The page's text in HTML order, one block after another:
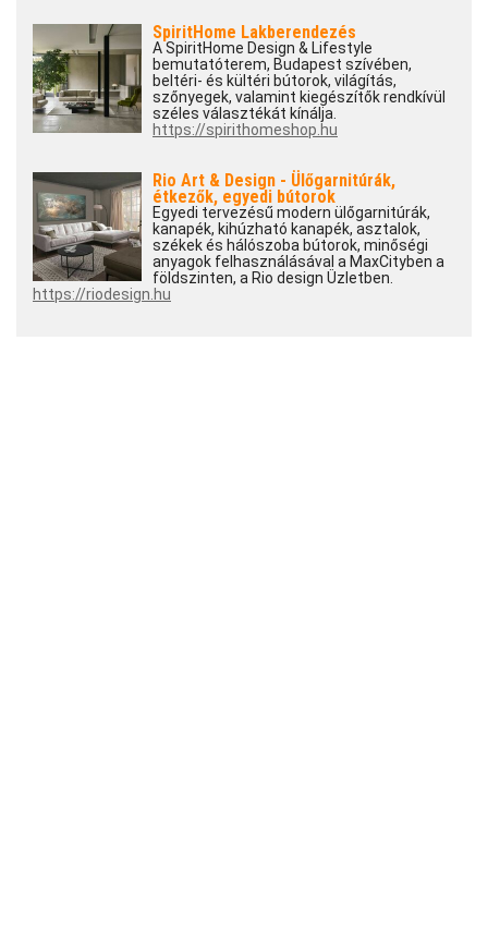
SpiritHome Lakberendezés
A SpiritHome Design & Lifestyle
bemutatóterem, Budapest szívében,
beltéri- és kültéri bútorok, világítás,
szőnyegek, valamint kiegészítők rendkívül
széles választékát kínálja.
https://spirithomeshop.hu
Rio Art & Design - Ülőgarnitúrák,
étkezők, egyedi bútorok
Egyedi tervezésű modern ülőgarnitúrák,
kanapék, kihúzható kanapék, asztalok,
székek és hálószoba bútorok, minőségi
anyagok felhasználásával a MaxCityben a
földszinten, a Rio design Üzletben.
https://riodesign.hu